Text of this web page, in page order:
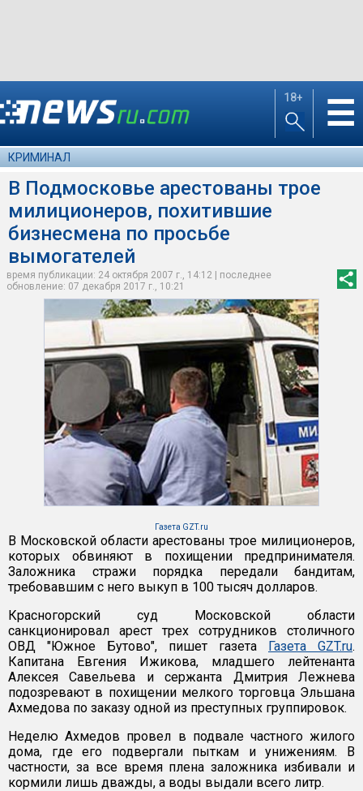
18+ ☰
КРИМИНАЛ
В Подмосковье арестованы трое
милиционеров, похитившие
бизнесмена по просьбе
вымогателей
время публикации: 24 октября 2007 г., 14:12 | последнее
обновление: 07 декабря 2017 г., 10:21
Газета GZT.ru
В Московской области арестованы трое милиционеров,
которых обвиняют в похищении предпринимателя.
Заложника стражи порядка передали бандитам,
требовавшим с него выкуп в 100 тысяч долларов.
Красногорский суд Московской области
санкционировал арест трех сотрудников столичного
ОВД "Южное Бутово", пишет газета Газета GZT.ru.
Капитана Евгения Ижикова, младшего лейтенанта
Алексея Савельева и сержанта Дмитрия Лежнева
подозревают в похищении мелкого торговца Эльшана
Ахмедова по заказу одной из преступных группировок.
Неделю Ахмедов провел в подвале частного жилого
дома, где его подвергали пыткам и унижениям. В
частности, за все время плена заложника избивали и
кормили лишь дважды, а воды выдали всего литр.